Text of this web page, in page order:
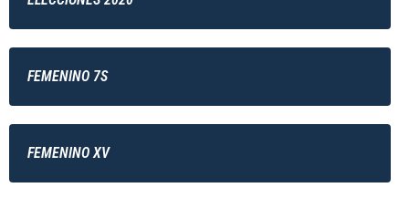
FEMENINO 7S
FEMENINO XV